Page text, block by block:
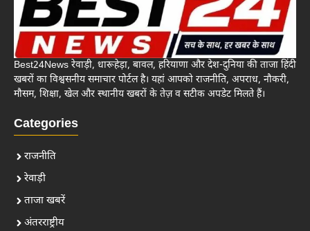
Best24News रेवाड़ी, धारूहेड़ा, बावल, हरियाणा और देश-दुनिया की ताजा हिंदी
खबरों का विश्वसनीय समाचार पोर्टल है। यहां आपको राजनीति, अपराध, नौकरी,
मौसम, शिक्षा, खेल और स्थानीय खबरों के तेज़ व सटीक अपडेट मिलते हैं।
Categories
राजनीति
रेवाड़ी
ताजा खबरें
अंतरराष्ट्रीय